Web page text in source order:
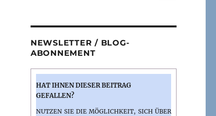
NEWSLETTER / BLOG-
ABONNEMENT
HAT IHNEN DIESER BEITRAG
GEFALLEN?
NUTZEN SIE DIE MÖGLICHKEIT, SICH ÜBER